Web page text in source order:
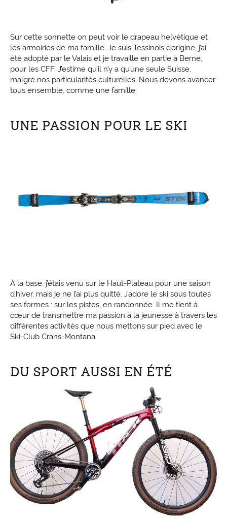
Sur cette sonnette on peut voir le drapeau helvétique et
les armoiries de ma famille. Je suis Tessinois d’origine, j’ai
été adopté par le Valais et je travaille en partie à Berne,
pour les CFF. J’estime qu’il n’y a qu’une seule Suisse,
malgré nos particularités culturelles. Nous devons avancer
tous ensemble, comme une famille.
UNE PASSION POUR LE SKI
À la base, j’étais venu sur le Haut-Plateau pour une saison
d’hiver, mais je ne l’ai plus quitté. J’adore le ski sous toutes
ses formes : sur les pistes, en randonnée. Il me tient à
cœur de transmettre ma passion à la jeunesse à travers les
différentes activités que nous mettons sur pied avec le
Ski-Club Crans-Montana.
DU SPORT AUSSI EN ÉTÉ